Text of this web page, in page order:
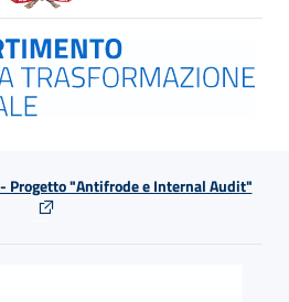
Progetto "Antifrode e Internal Audit"